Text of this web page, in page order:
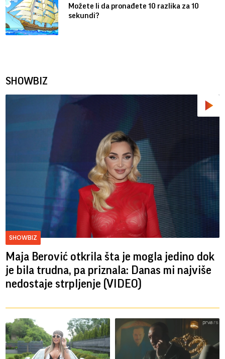
Možete li da pronađete 10 razlika za 10
sekundi?
SHOWBIZ
SHOWBIZ
Maja Berović otkrila šta je mogla jedino dok
je bila trudna, pa priznala: Danas mi najviše
nedostaje strpljenje (VIDEO)